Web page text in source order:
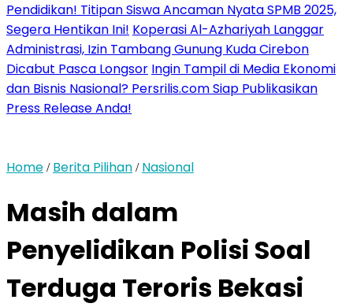
Pendidikan! Titipan Siswa Ancaman Nyata SPMB 2025,
Segera Hentikan Ini! Koperasi Al-Azhariyah Langgar
Administrasi, Izin Tambang Gunung Kuda Cirebon
Dicabut Pasca Longsor Ingin Tampil di Media Ekonomi
dan Bisnis Nasional? Persrilis.com Siap Publikasikan
Press Release Anda!
Home / Berita Pilihan / Nasional
Masih dalam
Penyelidikan Polisi Soal
Terduga Teroris Bekasi